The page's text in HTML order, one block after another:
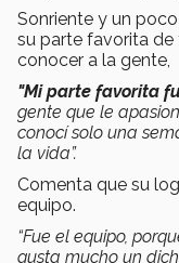
Sonriente y un
su parte favorita de
conocer a la gente,
"Mi parte favorita
gente que le
conocí solo una
la vida”.
Comenta que su
equipo.
“Fue el equipo,
gusta mucho un